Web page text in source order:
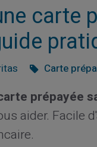
carte
Carte
prépayée
aider. Facile